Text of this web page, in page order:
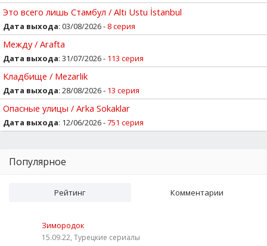
Это всего лишь Стамбул / Altı Ustu İstanbul
Дата выхода: 03/08/2026 - 8 серия
Между / Arafta
Дата выхода: 31/07/2026 - 113 серия
Кладбище / Mezarlik
Дата выхода: 28/08/2026 - 13 серия
Опасные улицы / Arka Sokaklar
Дата выхода: 12/06/2026 -751 серия
Популярное
Рейтинг Комментарии
Зимородок
15.09.22, Турецкие сериалы